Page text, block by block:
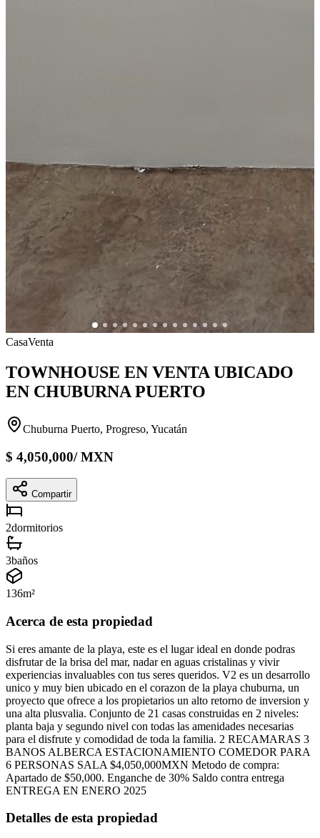
CasaVenta
TOWNHOUSE EN VENTA UBICADO
EN CHUBURNA PUERTO
Chuburna Puerto, Progreso, Yucatán
$ 4,050,000/MXN
Compartir
2dormitorios
3baños
136m²
Acerca de esta propiedad
Si eres amante de la playa, este es el lugar ideal en donde podras
disfrutar de la brisa del mar, nadar en aguas cristalinas y vivir
experiencias invaluables con tus seres queridos. V2 es un desarrollo
unico y muy bien ubicado en el corazon de la playa chuburna, un
proyecto que ofrece a los propietarios un alto retorno de inversion y
una alta plusvalia. Conjunto de 21 casas construidas en 2 niveles:
planta baja y segundo nivel con todas las amenidades necesarias
para el disfrute y comodidad de toda la familia. 2 RECAMARAS 3
BANOS ALBERCA ESTACIONAMIENTO COMEDOR PARA
6 PERSONAS SALA $4,050,000MXN Metodo de compra:
Apartado de $50,000. Enganche de 30% Saldo contra entrega
ENTREGA EN ENERO 2025
Detalles de esta propiedad